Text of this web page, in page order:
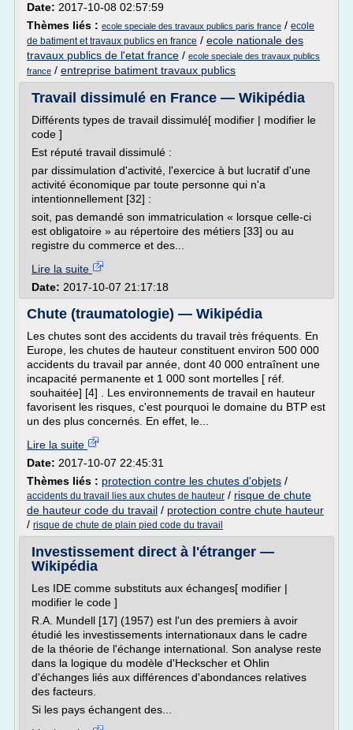
Date: 2017-10-08 02:57:59
Thèmes liés : ecole speciale des travaux publics paris france / ecole
de batiment et travaux publics en france / ecole nationale des
travaux publics de l'etat france / ecole speciale des travaux publics
france / entreprise batiment travaux publics
Travail dissimulé en France — Wikipédia
Différents types de travail dissimulé[ modifier | modifier le
code ]
Est réputé travail dissimulé :
par dissimulation d'activité, l'exercice à but lucratif d'une
activité économique par toute personne qui n'a
intentionnellement [32] :
soit, pas demandé son immatriculation « lorsque celle-ci
est obligatoire » au répertoire des métiers [33] ou au
registre du commerce et des...
Lire la suite
Date: 2017-10-07 21:17:18
Chute (traumatologie) — Wikipédia
Les chutes sont des accidents du travail très fréquents. En
Europe, les chutes de hauteur constituent environ 500 000
accidents du travail par année, dont 40 000 entraînent une
incapacité permanente et 1 000 sont mortelles [ réf.
souhaitée] [4] . Les environnements de travail en hauteur
favorisent les risques, c'est pourquoi le domaine du BTP est
un des plus concernés. En effet, le...
Lire la suite
Date: 2017-10-07 22:45:31
Thèmes liés : protection contre les chutes d'objets /
accidents du travail lies aux chutes de hauteur / risque de chute
de hauteur code du travail / protection contre chute hauteur
/ risque de chute de plain pied code du travail
Investissement direct à l'étranger —
Wikipédia
Les IDE comme substituts aux échanges[ modifier |
modifier le code ]
R.A. Mundell [17] (1957) est l'un des premiers à avoir
étudié les investissements internationaux dans le cadre
de la théorie de l'échange international. Son analyse reste
dans la logique du modèle d'Heckscher et Ohlin
d'échanges liés aux différences d'abondances relatives
des facteurs.
Si les pays échangent des...